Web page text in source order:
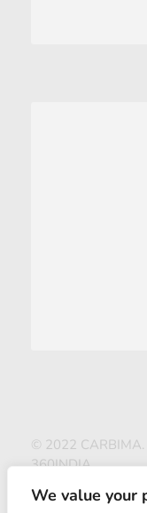
We value your
© 2022
360INDIA